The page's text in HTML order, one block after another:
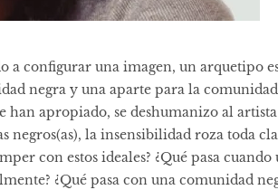
a configurar una imagen, un arquetipo
negra y una aparte para la
han apropiado, se deshumanizo al
negros(as), la insensibilidad roza toda
con estos ideales? ¿Qué pasa
¿Qué pasa con una comunidad